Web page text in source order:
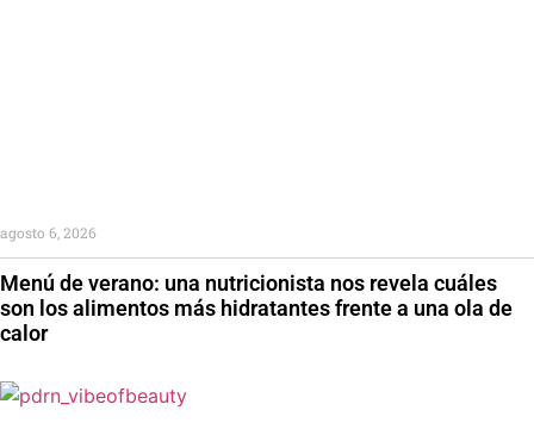
Menú de verano: una nutricionista nos revela cuáles
son los alimentos más hidratantes frente a una ola de
calor
agosto 6, 2026